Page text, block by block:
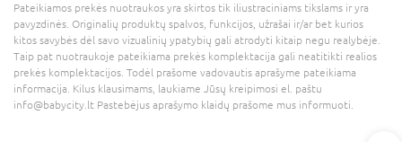
Pateikiamos prekės nuotraukos yra skirtos tik iliustraciniams tikslams ir yra
pavyzdinės. Originalių produktų spalvos, funkcijos, užrašai ir/ar bet kurios
kitos savybės dėl savo vizualinių ypatybių gali atrodyti kitaip negu realybėje.
Taip pat nuotraukoje pateikiama prekės komplektacija gali neatitikti realios
prekės komplektacijos. Todėl prašome vadovautis aprašyme pateikiama
informacija. Kilus klausimams, laukiame Jūsų kreipimosi el. paštu
info@babycity.lt Pastebėjus aprašymo klaidų prašome mus informuoti.